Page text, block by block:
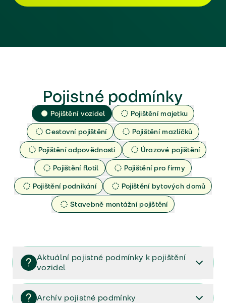
Pojistné podmínky
Pojištění vozidel
Pojištění majetku
Cestovní pojištění
Pojištění mazlíčků
Pojištění odpovědnosti
Úrazové pojištění
Pojištění flotil
Pojištění pro firmy
Pojištění podnikání
Pojištění bytových domů
Stavebně montážní pojištění
Aktuální pojistné podmínky k pojištění
vozidel
Pojištění vozidel/Pojistné podmínky a vše důležité ke
smlouvě (PDF)
Archív pojistné podmínky